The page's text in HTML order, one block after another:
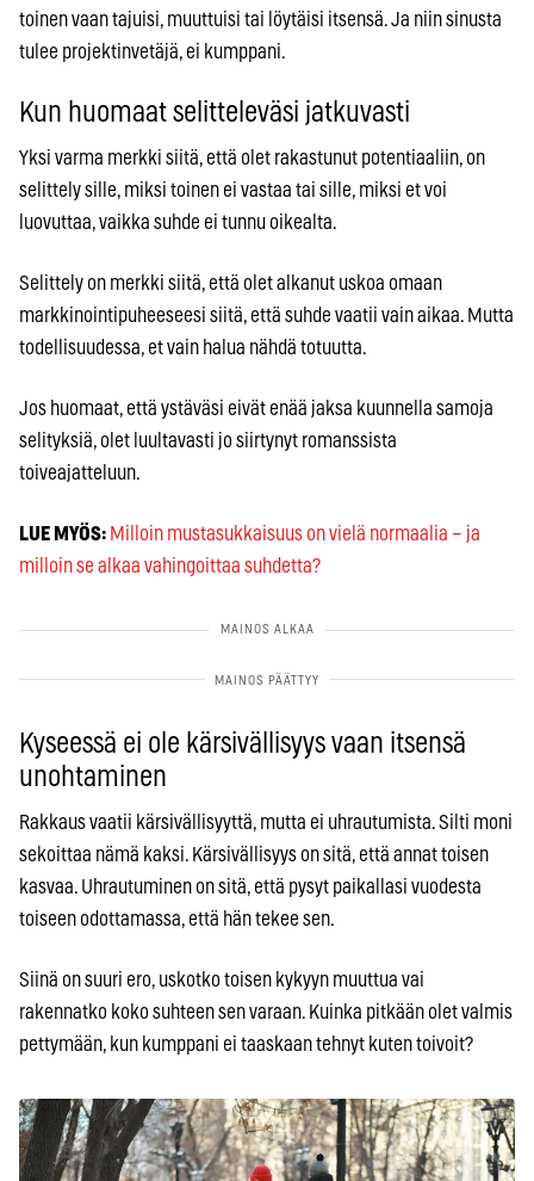
toinen vaan tajuisi, muuttuisi tai löytäisi itsensä. Ja niin sinusta
tulee projektinvetäjä, ei kumppani.
Kun huomaat selitteleväsi jatkuvasti
Yksi varma merkki siitä, että olet rakastunut potentiaaliin, on
selittely sille, miksi toinen ei vastaa tai sille, miksi et voi
luovuttaa, vaikka suhde ei tunnu oikealta.
Selittely on merkki siitä, että olet alkanut uskoa omaan
markkinointipuheeseesi siitä, että suhde vaatii vain aikaa. Mutta
todellisuudessa, et vain halua nähdä totuutta.
Jos huomaat, että ystäväsi eivät enää jaksa kuunnella samoja
selityksiä, olet luultavasti jo siirtynyt romanssista
toiveajatteluun.
LUE MYÖS: Milloin mustasukkaisuus on vielä normaalia – ja
milloin se alkaa vahingoittaa suhdetta?
Kyseessä ei ole kärsivällisyys vaan itsensä
unohtaminen
Rakkaus vaatii kärsivällisyyttä, mutta ei uhrautumista. Silti moni
sekoittaa nämä kaksi. Kärsivällisyys on sitä, että annat toisen
kasvaa. Uhrautuminen on sitä, että pysyt paikallasi vuodesta
toiseen odottamassa, että hän tekee sen.
Siinä on suuri ero, uskotko toisen kykyyn muuttua vai
rakennatko koko suhteen sen varaan. Kuinka pitkään olet valmis
pettymään, kun kumppani ei taaskaan tehnyt kuten toivoit?